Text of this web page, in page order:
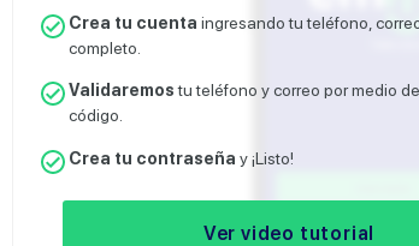
Crea tu cuenta ingresando tu teléfono,
completo.
Validaremostu teléfono y correo por medio
código.
Crea tu contraseña y ¡Listo!
Ver video tutorial